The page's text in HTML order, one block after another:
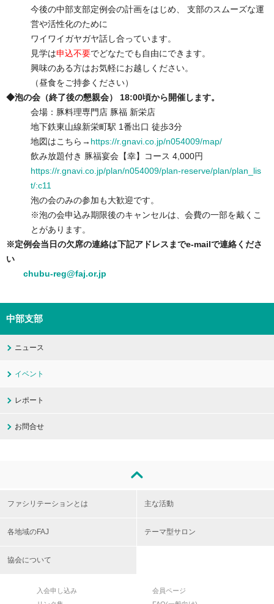
今後の中部支部定例会の計画をはじめ、 支部のスムーズな運
営や活性化のために
ワイワイガヤガヤ話し合っています。
見学は申込不要でどなたでも自由にできます。
興味のある方はお気軽にお越しください。
（昼食をご持参ください）
◆泡の会（終了後の懇親会） 18:00頃から開催します。
会場：豚料理専門店 豚福 新栄店
地下鉄東山線新栄町駅 1番出口 徒歩3分
地図はこちら→ https://r.gnavi.co.jp/n054009/map/
飲み放題付き 豚福宴会【幸】コース 4,000円
https://r.gnavi.co.jp/plan/n054009/plan-reserve/plan/plan_lis
t/:c11
泡の会のみの参加も大歓迎です。
※泡の会申込み期限後のキャンセルは、会費の一部を戴くこ
とがあります。
※定例会当日の欠席の連絡は下記アドレスまでe-mailで連絡くださ
い
chubu-reg@faj.or.jp
中部支部
ニュース
イベント
レポート
お問合せ
ファシリテーションとは 主な活動
各地域のFAJ テーマ型サロン
協会について
入会申し込み
会員ページ